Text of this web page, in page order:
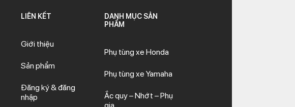
LIÊN KẾT
Giới thiệu
Sản phẩm
Đăng ký & đăng
nhập
DANH MỤC SẢN
PHẨM
Phụ tùng xe Honda
Phụ tùng xe Yamaha
Ắc quy – Nhớt – Phụ